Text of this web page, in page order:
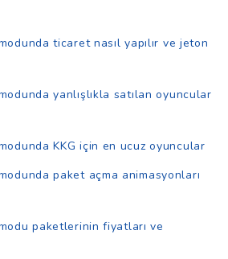
ticaret nasıl yapılır ve jeton
yanlışlıkla satılan oyuncular
KKG için en ucuz oyuncular
paket açma animasyonları
paketlerinin fiyatları ve